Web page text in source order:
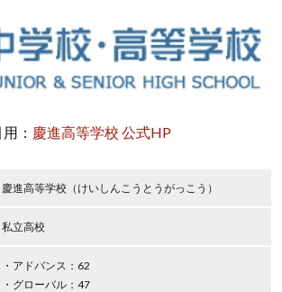
： 慶進高等学校 公式HP
慶進高等学校（けいしんこうとうがっこう）
私立高校
・アドバンス：62
・グローバル：47